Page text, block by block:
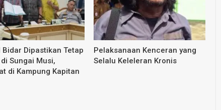
Bidar Dipastikan Tetap
Sungai Musi,
di Kampung Kapitan
Pelaksanaan Kenceran yang
Selalu Keleleran Kronis